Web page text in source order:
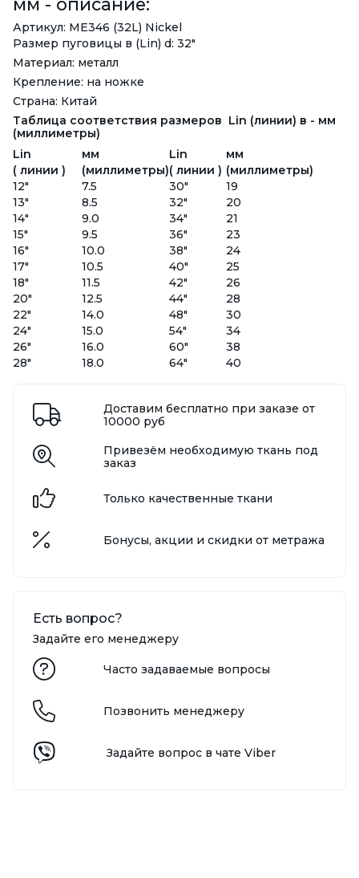
Артикул: ME346 (32L) Nickel
Размер пуговицы в (Lin) d: 32"
Материал: металл
Крепление: на ножке
Страна: Китай
Таблица соответствия размеров Lin (линии) в - мм
(миллиметры)
Lin
мм Lin
мм
( линии )
(миллиметры)( линии ) (миллиметры)
12"
7.5 30"
19
13"
8.5 32"
20
14"
9.0 34"
21
15"
9.5 36"
23
16"
10.0 38"
24
17"
10.5 40"
25
18"
11.5 42"
26
20"
12.5 44"
28
22"
14.0 48"
30
24"
15.0 54"
34
26"
16.0 60"
38
28"
18.0 64" 40
Доставим бесплатно при заказе от
10000 руб
Привезём необходимую ткань под
заказ
Только качественные ткани
Бонусы, акции и скидки от метража
Есть вопрос?
Задайте его менеджеру
Часто задаваемые вопросы
Позвонить менеджеру
Задайте вопрос в чате Viber